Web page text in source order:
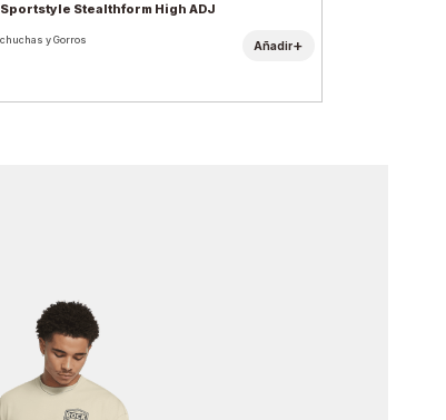
Stealthform High ADJ
y Gorros Añadir+